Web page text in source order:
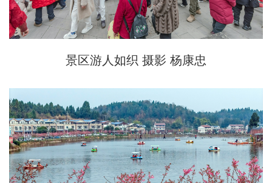
景区游人如织 摄影 杨康忠